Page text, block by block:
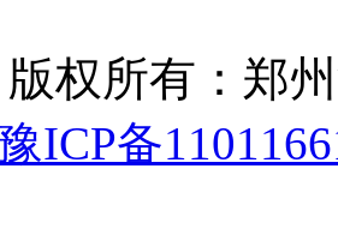
版权所有：郑
ICP备